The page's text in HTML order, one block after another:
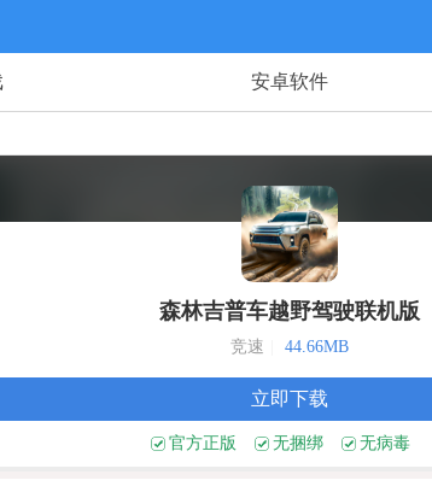
安卓软件
森林吉普车越野驾驶联机版
竞速 44.66MB
立即下载
官方正版 无捆绑 无病毒